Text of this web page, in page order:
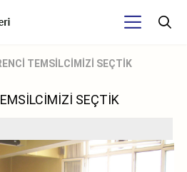
TEMSİLCİMİZİ SEÇTİK
SEÇTİK